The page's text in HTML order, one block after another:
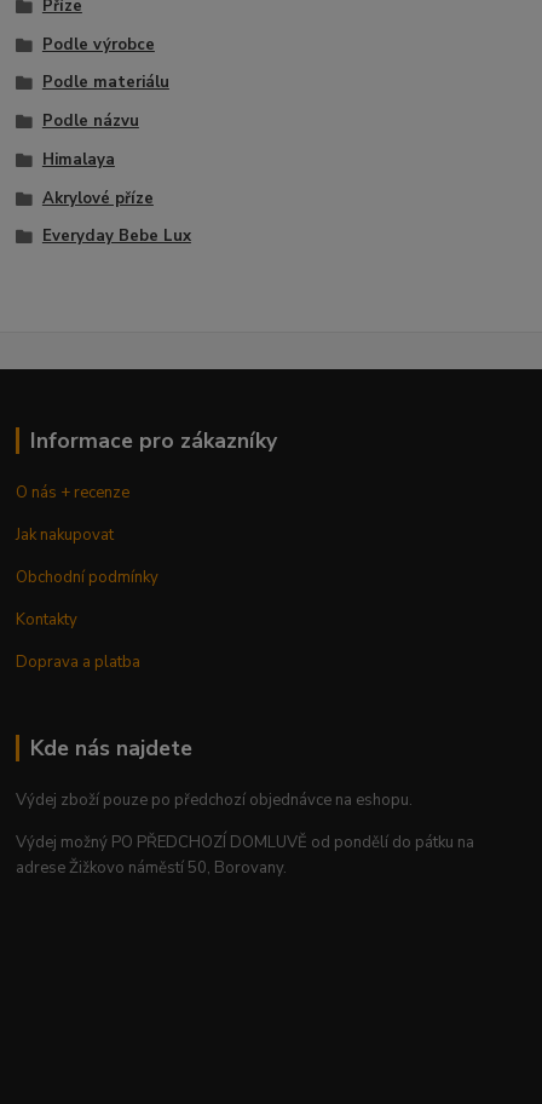
Příze
Podle výrobce
Podle materiálu
Podle názvu
Himalaya
Akrylové příze
Everyday Bebe Lux
Informace pro zákazníky
O nás + recenze
Jak nakupovat
Obchodní podmínky
Kontakty
Doprava a platba
Kde nás najdete
Výdej zboží pouze po předchozí objednávce na eshopu.
Výdej možný PO PŘEDCHOZÍ DOMLUVĚ od pondělí do pátku na
adrese Žižkovo náměstí 50, Borovany.